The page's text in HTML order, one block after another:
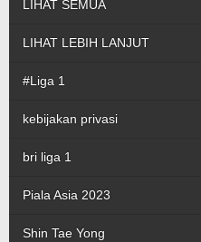
LIHAT SEMUA
LIHAT LEBIH LANJUT
#Liga 1
kebijakan privasi
bri liga 1
Piala Asia 2023
Shin Tae Yong